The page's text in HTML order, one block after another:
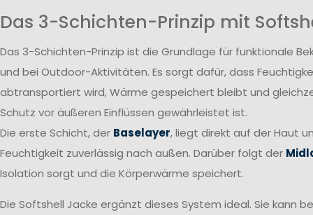
Das 3-Schichten-Prinzip mit
Das 3-Schichten-Prinzip ist die Grundlage für funktionale
und bei Outdoor-Aktivitäten. Es sorgt dafür, dass
abtransportiert wird, Wärme gespeichert bleibt und
Schutz vor äußeren Einflüssen gewährleistet ist.
Die erste Schicht, der Baselayer, liegt direkt auf der Haut
Feuchtigkeit zuverlässig nach außen. Darüber folgt der
Isolation sorgt und die Körperwärme speichert.
Die Softshell Jacke ergänzt dieses System ideal. Sie kann